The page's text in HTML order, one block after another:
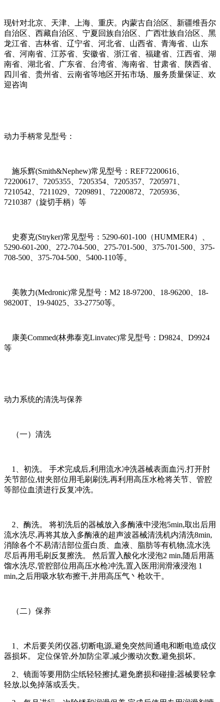
现针对北京、天津、上海、重庆。内蒙古自治区、新疆维吾尔
自治区、西藏自治区、宁夏回族自治区、广西壮族自治区、黑
龙江省、吉林省、辽宁省、河北省、山西省、青海省、山东
省、河南省、江苏省、安徽省、浙江省、福建省、江西省、湖
南省、湖北省、广东省、台湾省、海南省、甘肃省、陕西省、
四川省、贵州省、云南省等地区开拓市场、服务质量保证、欢
迎咨询
动力手柄常见型号：
施乐辉(Smith&Nephew)常见型号：REF72200616、
72200617、7205355、7205354、7205357、7205971、
7210542、7211029、7209891、72200872、7205936、
7210387（旋切手柄）等
史赛克(Stryker)常见型号：5290-601-100（HUMMER4）、
5290-601-200、272-704-500、275-701-500、375-701-500、375-
708-500、375-704-500、5400-110等。
美敦力(Medronic)常见型号：M2 18-97200、18-96200、18-
98200T、19-94025、33-27750等。
康美Commed(林弗泰克Linvatec)常见型号：D9824、D9924
等
动力系统的清洗与保养
（一）清洗
1、初洗。 手术完成后,利用流水冲洗器械表面血污,打开肘
关节部位,钳夹部位用毛刷刷洗,再利用高压水枪将关节、管腔
等部位血渍进行反复冲洗。
2、酶洗。 将初洗后的器械放入多酶液中浸泡5min,取出后用
流水洗尽,再将其放入多酶液的超声波器械清洗机内清洗8min,
消除各个不易清洁部位蛋白质、血液、脂肪等有机物,流水洗
尽后再用毛刷反复擦洗。 然后置入酸化水浸泡2 min,随后用蒸
馏水洗尽,管腔部位用高压水枪冲洗,置入医用润滑液浸泡 1
min,之后用吸水软布擦干,并用高压气丶枪吹干。
（二）保养
1、术后要关闭仪器,切断电源,避免突然间通电和断电造成仪
器损坏。 定位保管,外加防尘罩,减少搬动次数,避免损坏。
2、镜面等要用防尘纸轻轻擦拭,避免磨损和碰撞;器械要轻拿
轻放,以免掉落或丢失。